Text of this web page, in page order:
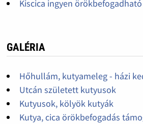
Kiscica ingyen örökbefogadható
GALÉRIA
Hőhullám, kutyameleg - házi
Utcán született kutyusok
Kutyusok, kölyök kutyák
Kutya, cica örökbefogadás